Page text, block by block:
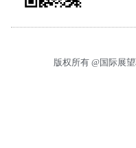
版权所有 @国际展